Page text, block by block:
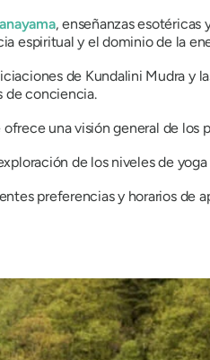
, enseñanzas
espiritual y el dominio de la
de Kundalini Mudra y
de conciencia.
ofrece una visión general de los
de los niveles de
preferencias y horarios de